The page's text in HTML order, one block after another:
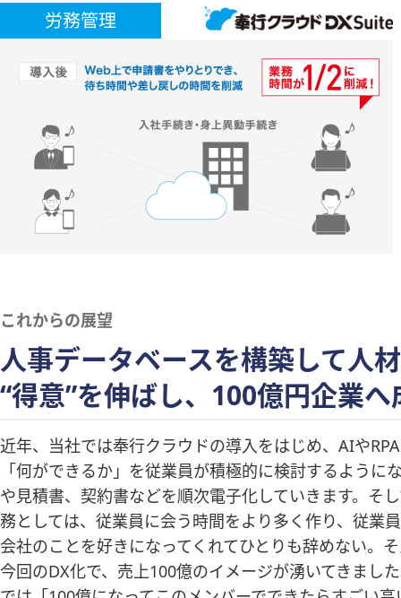
これからの展望
人事データベースを構築して人
“得意”を伸ばし、100億円企業へ
近年、当社では奉行クラウドの導入をはじめ、AIや
「何ができるか」を従業員が積極的に検討するように
や見積書、契約書などを順次電子化していきます。そ
務としては、従業員に会う時間をより多く作り、従業
会社のことを好きになってくれてひとりも辞めない。
今回のDX化で、売上100億のイメージが湧いてきまし